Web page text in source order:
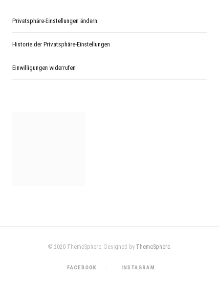
Privatsphäre-Einstellungen ändern
Historie der Privatsphäre-Einstellungen
Einwilligungen widerrufen
© 2020 ThemeSphere. Designed by ThemeSphere.
FACEBOOK INSTAGRAM